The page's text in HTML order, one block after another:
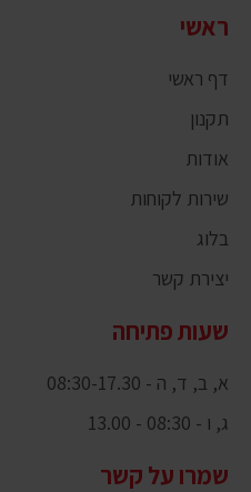
ראשי
דף ראשי
תקנון
אודות
שירות לקוחות
בלוג
יצירת קשר
שעות פתיחה
א, ב, ד, ה - 08:30-17.30
ג, ו - 08:30 - 13.00
שמרו על קשר